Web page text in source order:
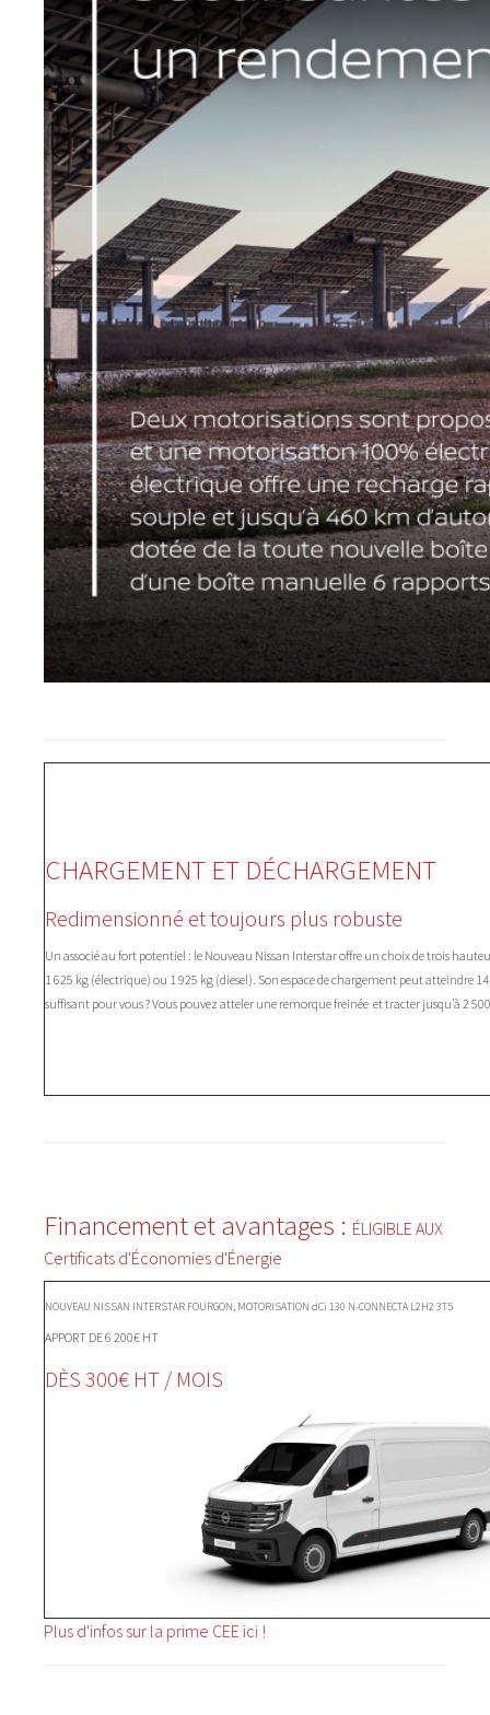
CHARGEMENT ET DÉCHARGEMENT
Redimensionné et toujours plus robuste
Un associé au fort potentiel : le Nouveau Nissan Interstar offre un choix de trois
1 625 kg (électrique) ou 1 925 kg (diesel). Son espace de chargement peut atteindre
suffisant pour vous ? Vous pouvez atteler une remorque freinée et tracter jusqu’à 2
Financement et avantages : ÉLIGIBLE AUX
Certificats d'Économies d'Énergie
NOUVEAU NISSAN INTERSTAR FOURGON, MOTORISATION dCi 130 N-CONNECTA L2H2 3T5
APPORT DE 6 200€ HT
DÈS 300€ HT / MOIS
Plus d'infos sur la prime CEE ici !